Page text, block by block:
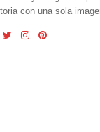
con una sola